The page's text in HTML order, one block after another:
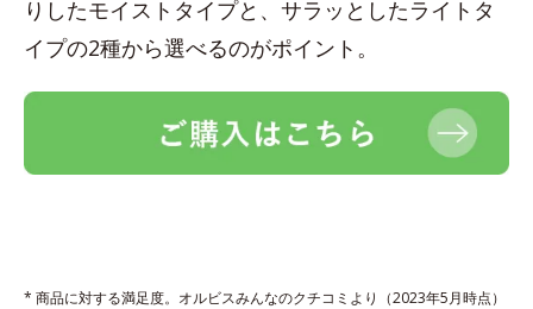
りしたモイストタイプと、サラッとしたライトタ
イプの2種から選べるのがポイント。
* 商品に対する満足度。オルビスみんなのクチコミより（2023年5月時点）